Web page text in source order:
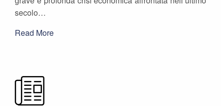
secolo…
Read More